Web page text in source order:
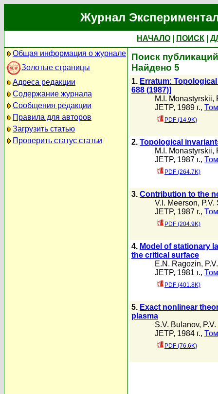
Журнал
НАЧАЛО ПОИСК
Общая информация о журнале
Золотые страницы
Адреса редакции
Содержание журнала
Сообщения редакции
Правила для авторов
Загрузить статью
Проверить статус статьи
Поиск
Найдено 5
1. Erratum:
688 (1987)]
M.I. Monastyrskii,
JETP, 1989 г.,
PDF (14.9K)
2. Topological
M.I. Monastyrskii,
JETP, 1987 г.,
PDF (264.7K)
3. Contribution to the
V.I. Meerson, P.V.
JETP, 1987 г.,
PDF (204.9K)
4. Model of stationary
the critical surface
E.N. Ragozin,
JETP, 1981 г.,
PDF (401.8K)
5. Exact nonlinear
plasma
S.V. Bulanov,
JETP, 1984 г.,
PDF (76.6K)